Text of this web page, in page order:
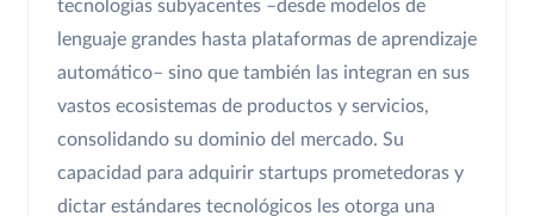
tecnologías subyacentes –desde modelos de
lenguaje grandes hasta plataformas de aprendizaje
automático– sino que también las integran en sus
vastos ecosistemas de productos y servicios,
consolidando su dominio del mercado. Su
capacidad para adquirir startups prometedoras y
dictar estándares tecnológicos les otorga una